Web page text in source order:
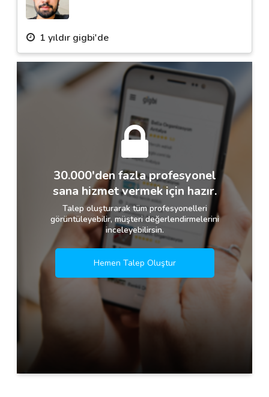
1 yıldır gigbi'de
30.000'den fazla profesyonel
sana hizmet vermek için hazır.
Talep oluşturarak tüm profesyonelleri
görüntüleyebilir, müşteri değerlendirmelerini
inceleyebilirsin.
Hemen Talep Oluştur